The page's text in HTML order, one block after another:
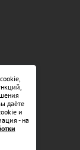
даёте
и
- на